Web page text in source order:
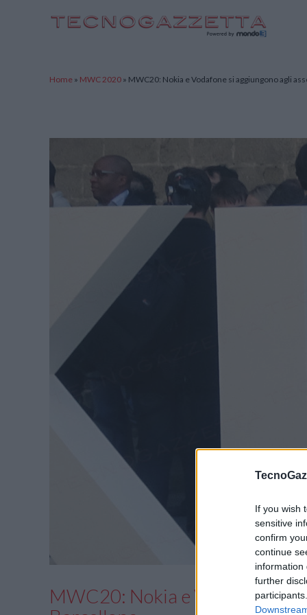
If you wish
sensitive
confirm
continue
information
further
Home » MWC 2020 » MWC20: Nokia e Vodafone si aggiungono agli
MWC20: Nokia e Vodafone si